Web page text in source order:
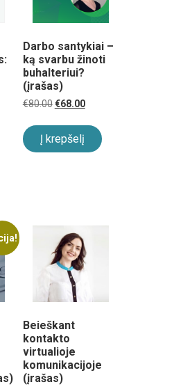
Darbo santykiai –
ką svarbu žinoti
buhalteriui?
(įrašas)
€80.00 Original
was:
€80.00.
€68.00Current
is:
€68.00.
Į krepšelį
Beieškant
kontakto
virtualioje
komunikacijoje
(įrašas)